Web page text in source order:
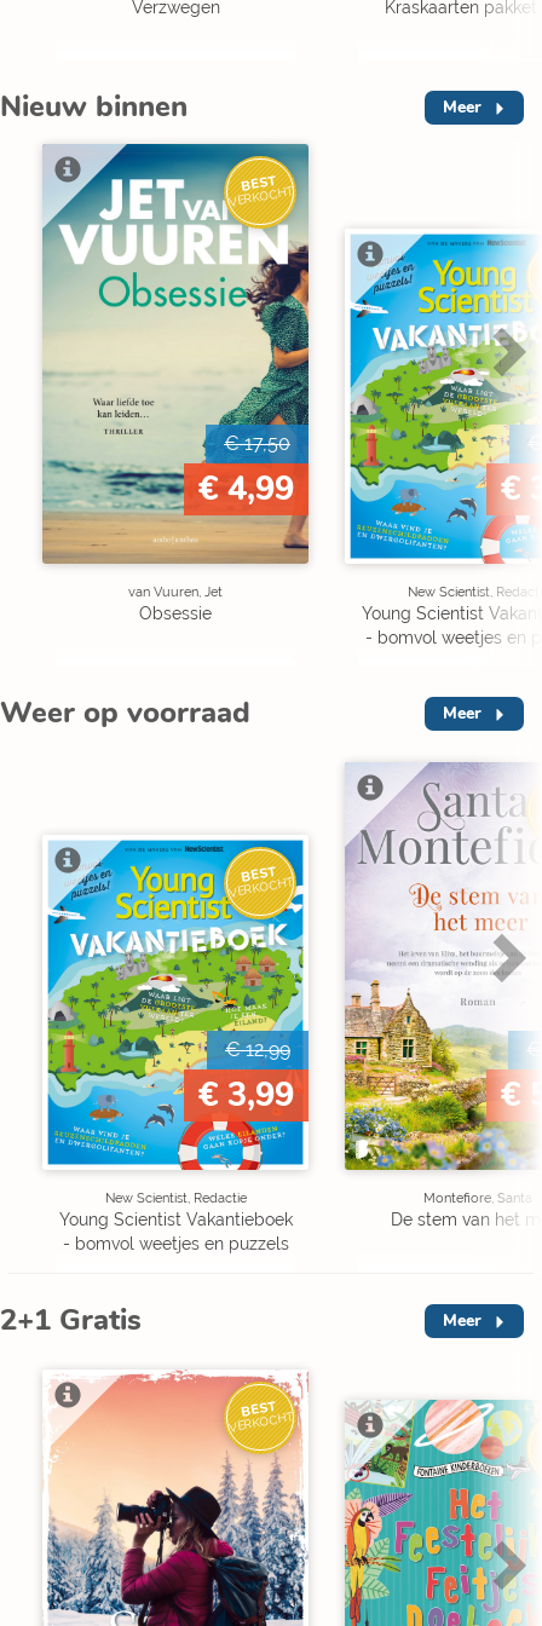
Verzwegen Kraskaarten pakket
Nieuw binnen Meer
BEST
VERKOCHT
€ 17,50
€ 4,99
van Vuuren, Jet
Obsessie
€
New Scientist,
Young Scientist
- bomvol weetjes en
Weer op voorraad Meer
BEST
VERKOCHT
€ 12,99
€ 3,99
New Scientist, Redactie
Young Scientist Vakantieboek
- bomvol weetjes en puzzels
€
€
Montefiore, Santa
De stem van het
2+1 Gratis Meer
BEST
VERKOCHT